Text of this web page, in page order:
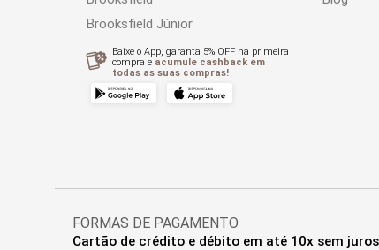
Brooksfield Júnior
Baixe o App, garanta 5% OFF na primeira
compra e acumule cashback em
todas as suas compras!
FORMAS DE PAGAMENTO
Cartão de crédito e débito em até 10x sem juros